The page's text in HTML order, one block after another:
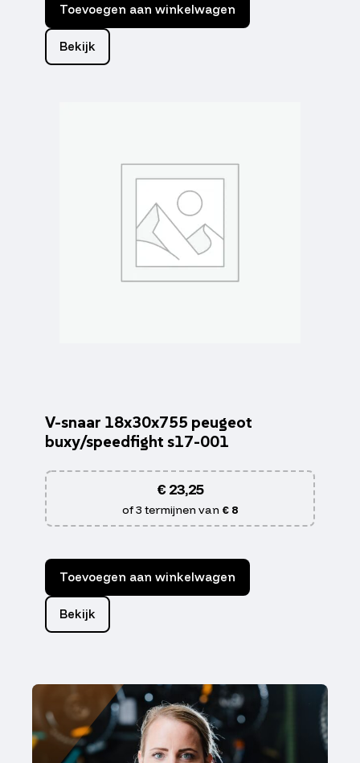
Toevoegen aan winkelwagen
Bekijk
V-snaar 18x30x755 peugeot
buxy/speedfight s17-001
€23,25
of 3 termijnen van € 8
Toevoegen aan winkelwagen
Bekijk